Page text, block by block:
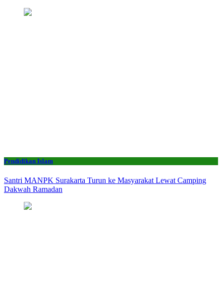
Pendidikan Islam
Santri MANPK Surakarta Turun ke Masyarakat Lewat Camping
Dakwah Ramadan